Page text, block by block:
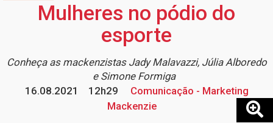
Mulheres no pódio do
esporte
Conheça as mackenzistas Jady Malavazzi, Júlia Alboredo
e Simone Formiga
16.08.2021
12h29
Comunicação - Marketing
Mackenzie